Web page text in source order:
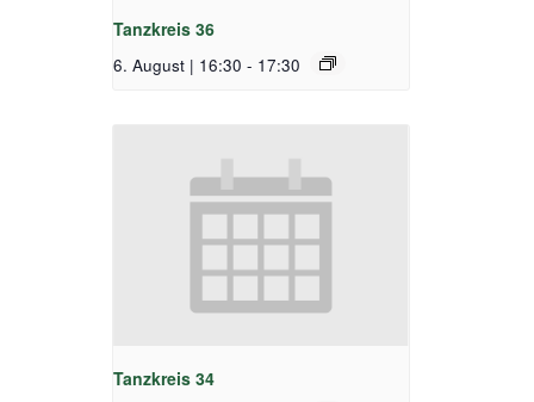
Tanzkreis 36
6. August | 16:30 - 17:30
Tanzkreis 34